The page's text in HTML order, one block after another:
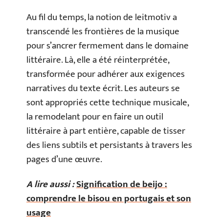
Au fil du temps, la notion de leitmotiv a
transcendé les frontières de la musique
pour s’ancrer fermement dans le domaine
littéraire. Là, elle a été réinterprétée,
transformée pour adhérer aux exigences
narratives du texte écrit. Les auteurs se
sont appropriés cette technique musicale,
la remodelant pour en faire un outil
littéraire à part entière, capable de tisser
des liens subtils et persistants à travers les
pages d’une œuvre.
A lire aussi :Signification de beijo :
comprendre le bisou en portugais et son
usage